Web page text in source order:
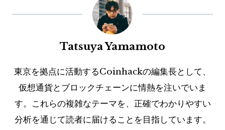
Tatsuya Yamamoto
東京を拠点に活動するCoinhackの編集長として、
仮想通貨とブロックチェーンに情熱を注いでいま
す。これらの複雑なテーマを、正確でわかりやすい
分析を通じて読者に届けることを目指しています。